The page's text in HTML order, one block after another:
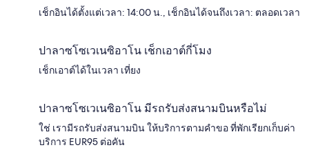
เช็กอินได้ตั้งแต่เวลา: 14:00 น., เช็กอินได้จนถึงเวลา: ตลอดเวลา
ปาลาซโซเวเนซิอาโน เช็กเอาต์กี่โมง
เช็กเอาต์ได้ในเวลา เที่ยง
ปาลาซโซเวเนซิอาโน มีรถรับส่งสนามบินหรือไม่
ใช่ เรามีรถรับส่งสนามบิน ให้บริการตามคำขอ ที่พักเรียกเก็บค่า
บริการ EUR95 ต่อคัน